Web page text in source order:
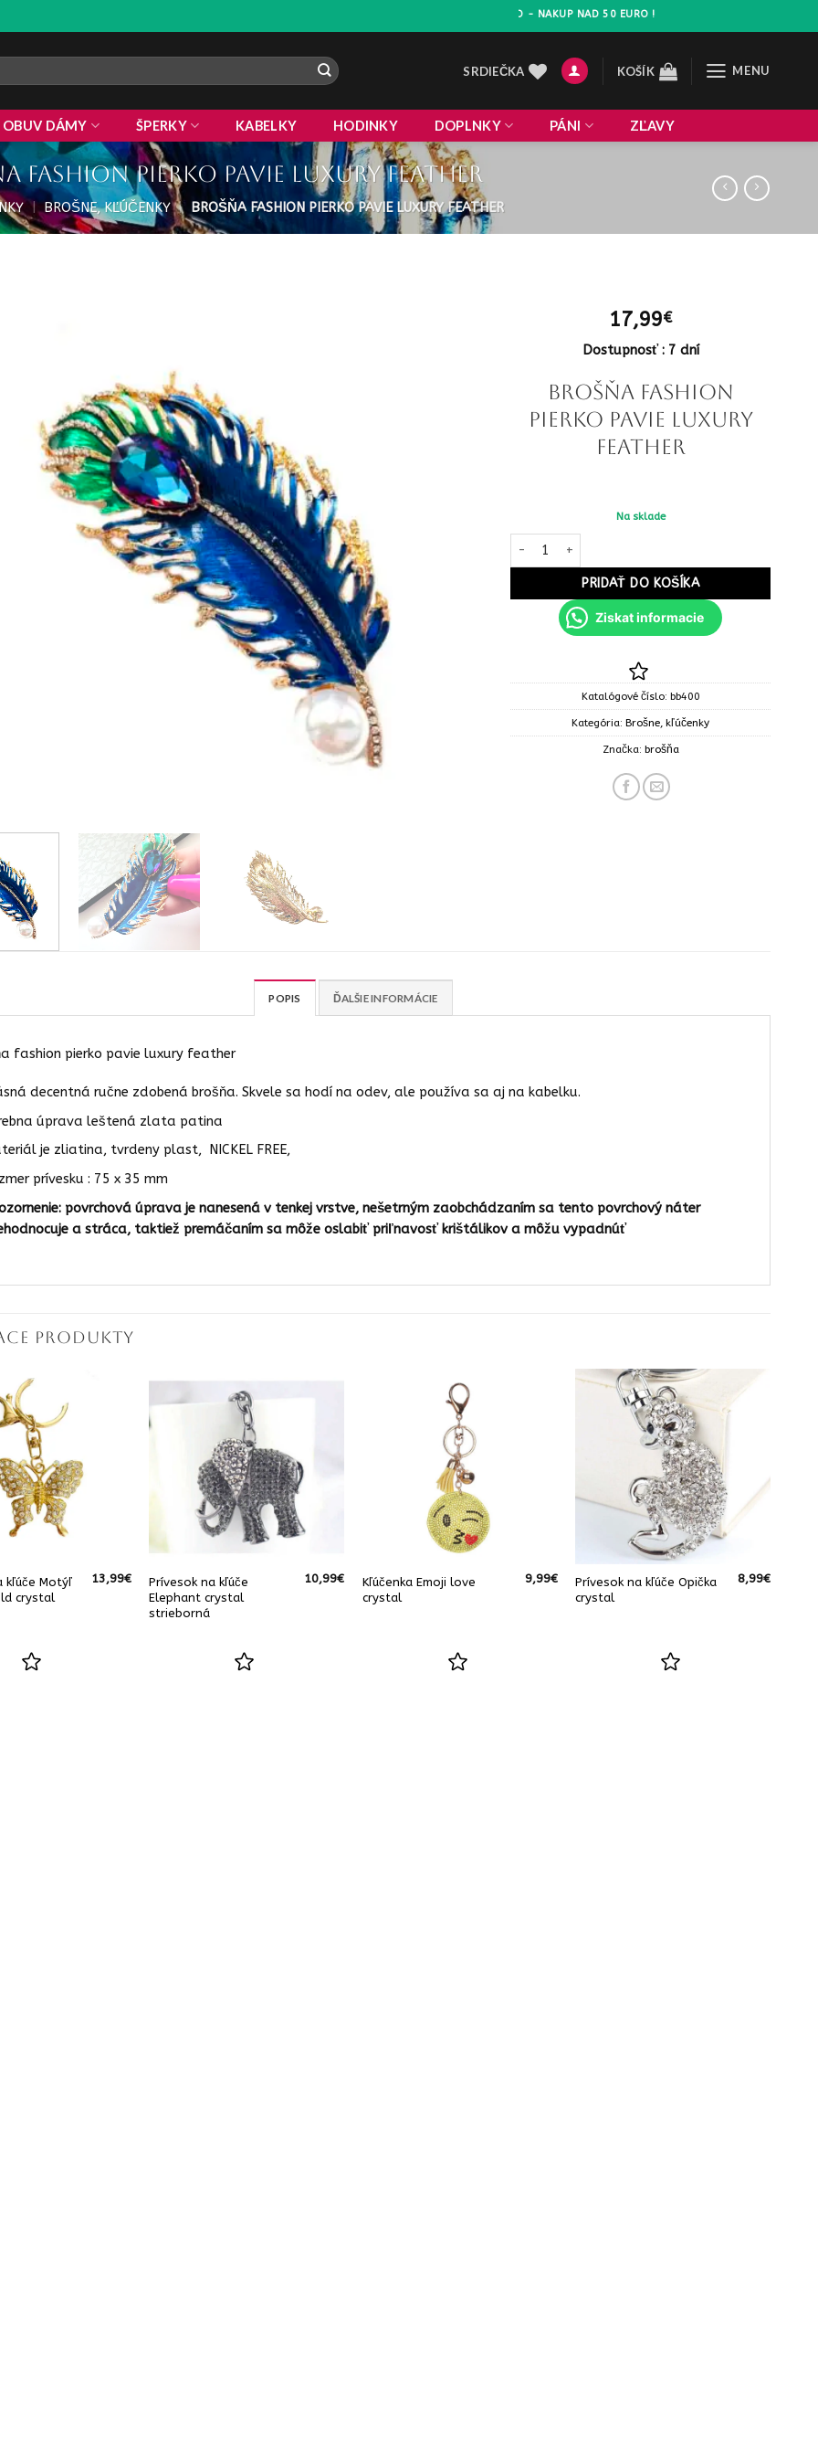
ZLAVA 10% NA VSETKO - NAKUP NAD 50 EURO !
SRDIEČKA KOŠÍK MENU
OBUV DÁMY ŠPERKY KABELKY HODINKY DOPLNKY PÁNI ZĽAVY
fashion pierko pavie luxury feather
| BROŠNE, KĽÚČENKY | BROŠŇA FASHION PIERKO PAVIE LUXURY FEATHER
17,99€
Dostupnosť : 7 dní
Brošňa fashion
pierko pavie luxury
feather
Na sklade
množstvo Brošňa fashion pierko pavie luxury
PRIDAŤ DO KOŠÍKA
Ziskat informacie
Katalógové číslo: bb400
Kategória:Brošne, kľúčenky
Značka: brošňa
POPIS ĎALŠIE INFORMÁCIE
fashion pierko pavie luxury feather
decentná ručne zdobená brošňa. Skvele sa hodí na odev, ale používa sa aj na kabelku.
úprava leštená zlata patina
je zliatina, tvrdeny plast, NICKEL FREE,
prívesku : 75 x 35 mm
povrchová úprava je nanesená v tenkej vrstve, nešetrným zaobchádzaním sa tento povrchový náter
a stráca, taktiež premáčaním sa môže oslabiť priľnavosť krištálikov a môžu vypadnúť
PRODUKTY
kľúče Motýľ
crystal
13,99€
Prívesok na kľúče
Elephant crystal
strieborná
10,99€
Kľúčenka Emoji love
crystal
9,99€
Prívesok na kľúče Opička
crystal
8,99€